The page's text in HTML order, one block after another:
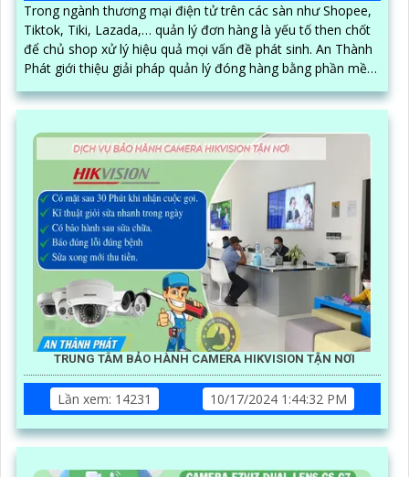
Trong ngành thương mại điện tử trên các sàn như Shopee,
Tiktok, Tiki, Lazada,… quản lý đơn hàng là yếu tố then chốt
để chủ shop xử lý hiệu quả mọi vấn đề phát sinh. An Thành
Phát giới thiệu giải pháp quản lý đóng hàng bằng phần mềm
chính xác và hiệu quả trong quy trình quản lý
TRUNG TÂM BẢO HÀNH CAMERA HIKVISION TẬN NƠI
Lần xem: 14231 10/17/2024 1:44:32 PM